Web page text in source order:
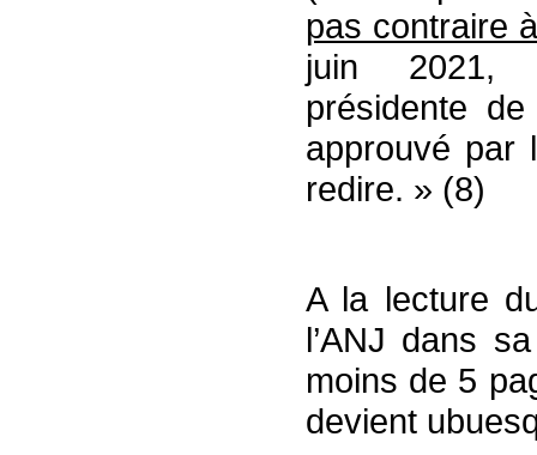
pas contraire
juin 2021,
présidente
approuvé par
redire. » (8)
A la lecture
l’ANJ dans
moins de 5
devient